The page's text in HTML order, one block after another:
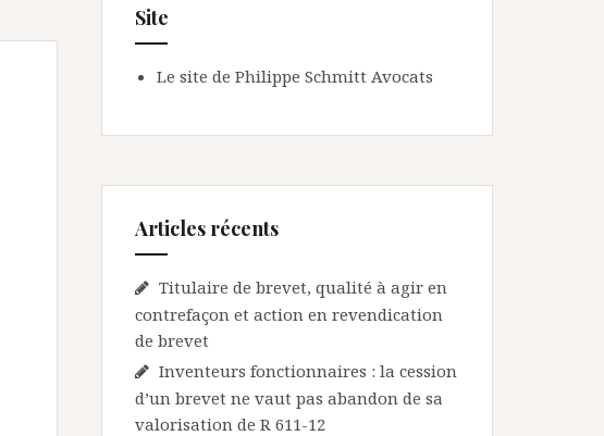
Site
Le site de Philippe Schmitt Avocats
Articles récents
Titulaire de brevet, qualité à agir en
contrefaçon et action en revendication
de brevet
Inventeurs fonctionnaires : la cession
d’un brevet ne vaut pas abandon de sa
valorisation de R 611-12